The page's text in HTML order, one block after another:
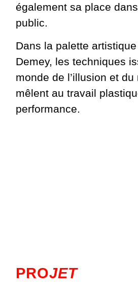
également sa place
public.
Dans la palette
Demey, les techniques
monde de l’illusion et
mêlent au travail
performance.
PROJET